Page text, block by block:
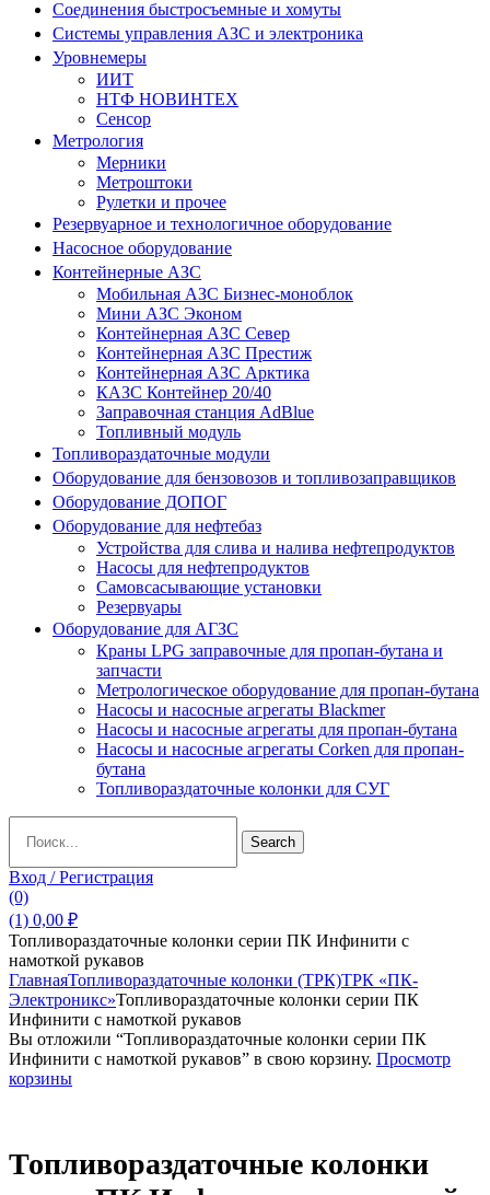
Соединения быстросъемные и хомуты
Системы управления АЗС и электроника
Уровнемеры
ИИТ
НТФ НОВИНТЕХ
Сенсор
Метрология
Мерники
Метроштоки
Рулетки и прочее
Резервуарное и технологичное оборудование
Насосное оборудование
Контейнерные АЗС
Мобильная АЗС Бизнес-моноблок
Мини АЗС Эконом
Контейнерная АЗС Север
Контейнерная АЗС Престиж
Контейнерная АЗС Арктика
КАЗС Контейнер 20/40
Заправочная станция AdBlue
Топливный модуль
Топливораздаточные модули
Оборудование для бензовозов и топливозаправщиков
Оборудование ДОПОГ
Оборудование для нефтебаз
Устройства для слива и налива нефтепродуктов
Насосы для нефтепродуктов
Самовсасывающие установки
Резервуары
Оборудование для АГЗС
Краны LPG заправочные для пропан-бутана и
запчасти
Метрологическое оборудование для пропан-бутана
Насосы и насосные агрегаты Blackmer
Насосы и насосные агрегаты для пропан-бутана
Насосы и насосные агрегаты Corken для пропан-
бутана
Топливораздаточные колонки для СУГ
for:
Search
Вход / Регистрация
(0)
(1) 0,00 ₽
Топливораздаточные колонки серии ПК Инфинити с
намоткой рукавов
ГлавнаяТопливораздаточные колонки (ТРК)ТРК «ПК-
Электроникс»Топливораздаточные колонки серии ПК
Инфинити с намоткой рукавов
Вы отложили “Топливораздаточные колонки серии ПК
Инфинити с намоткой рукавов” в свою корзину. Просмотр
корзины
Топливораздаточные колонки